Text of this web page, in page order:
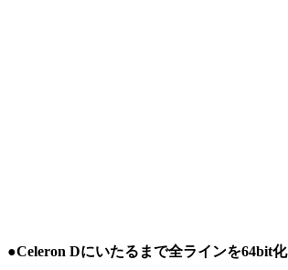
●Celeron Dにいたるまで全ラインを64bit化